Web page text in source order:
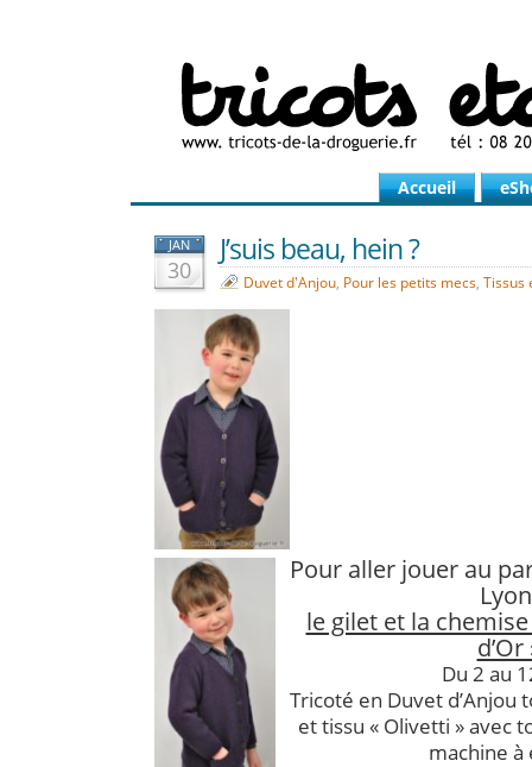
Accueil
JAN
30
J’suis beau, hein ?
Duvet d'Anjou, Pour les petits mecs, Tissus
Pour aller jouer au
le gilet et la
d’Or
Du 2 au
Tricoté en Duvet d’Anjou
et tissu « Olivetti » avec
machine à